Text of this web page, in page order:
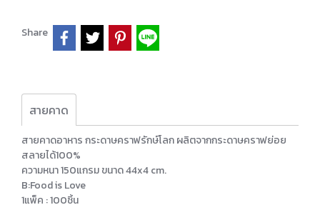
Share
สายคาด
สายคาดอาหาร กระดาษคราฟรักษ์โลก ผลิตจากกระดาษคราฟย่อย
สลายได้100%
ความหนา 150แกรม ขนาด 44x4 cm.
B:Food is Love
1แพ็ค : 100ชิ้น